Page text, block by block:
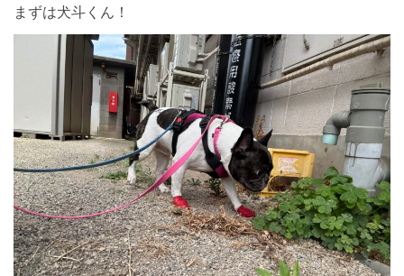
まずは犬斗くん！